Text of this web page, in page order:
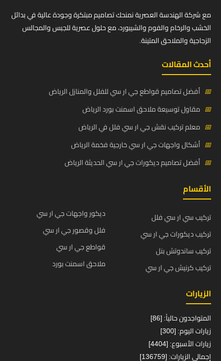
مع شركة الهندسة العصرية نمنحك تصاميم مبتكرة وجودة عالية في بدائل
الخشب والرخام والفوم والشيبورد، مع حلول عصرية للجبس والمجالس
الزجاجية والملاحق المتينة.
أحدث المقالات
📅 أفضل تصاميم قواطع جي ار سي للفلل والمنازل الرياض
📅 مقاول توسيعة ملاحق اسمنت بورد الرياض
📅 معلم تركيب نقش جي ار سي فلل في الرياض
📅 أشكال واجهات جي ار سي خارجية فخمة الرياض
📅 أفضل تصاميم ديكورات جي ار سي الحديثة الرياض
الأقسام
تركيب سي ار سي فلل
تركيب ديكورات جي ار سي
تركيب ساندوتش بنل
تركيب كرنيش جي ار سي
ديكور واجهات جي ار سي
فلل وقصور جي ار سي
قواطع جي ار سي
ملاحق اسمنت بورد
الزيارات
المتواجدون حالياً: [86]
زيارات اليوم: [300]
زيارات الأسبوع: [4404]
إجمالي الزيارات: [136759]